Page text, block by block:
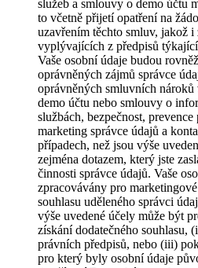
služeb a smlouvy o demo účtu
to včetně přijetí opatření na
uzavřením těchto smluv, jakož
vyplývajících z předpisů
Vaše osobní údaje budou
oprávněných zájmů správce
oprávněných smluvních
demo účtu nebo smlouvy o
službách, bezpečnost,
marketing správce údajů a
případech, než jsou výše
zejména dotazem, který jste
činnosti správce údajů. Vaše
zpracovávány pro
souhlasu uděleného správci
výše uvedené účely může být
získání dodatečného souhlasu,
právních předpisů, nebo (iii)
pro který byly osobní údaje